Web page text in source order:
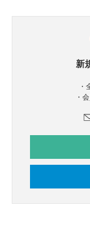
新
・